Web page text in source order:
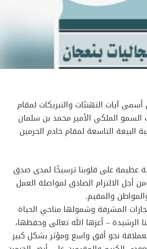
آيات التهنئات والتبريكات لمقام
السمو الملكي الأمير محمد بن سلمان
التاسعة لمقام خادم الحرمين
عظيمة على قلوبنا ترسيخًا لمدى صدق
أجل الالتزام الصادق لمواصلة العمل
والمقيم.
المشرفة وشمولها مناحي الحياة
الرشيدة – أعزها الله تعالى وحفظها،
نحو أفق واسع ومؤثر بشكل كبير